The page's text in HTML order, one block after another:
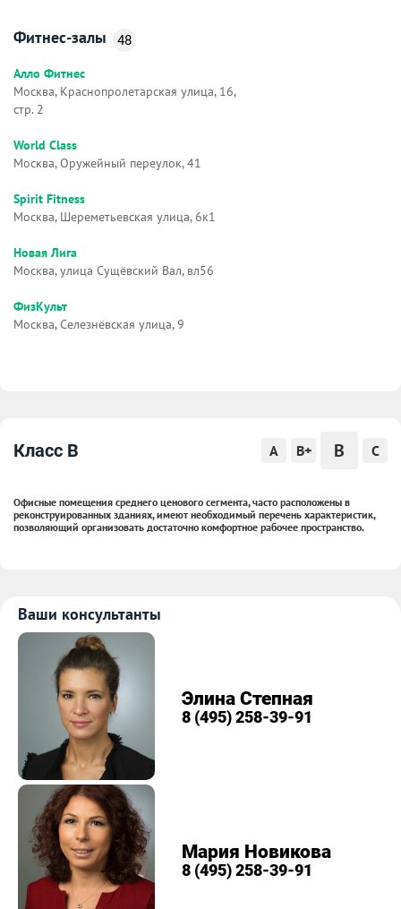
Фитнес-залы 48
Алло Фитнес
Москва, Краснопролетарская улица, 16,
стр. 2
World Class
Москва, Оружейный переулок, 41
Spirit Fitness
Москва, Шереметьевская улица, 6к1
Новая Лига
Москва, улица Сущёвский Вал, вл56
ФизКульт
Москва, Селезнёвская улица, 9
Класс B A B+ B C
Офисные помещения среднего ценового сегмента, часто расположены в
реконструированных зданиях, имеют необходимый перечень характеристик,
позволяющий организовать достаточно комфортное рабочее пространство.
Ваши консультанты
Элина Степная
8 (495) 258-39-91
Мария Новикова
8 (495) 258-39-91